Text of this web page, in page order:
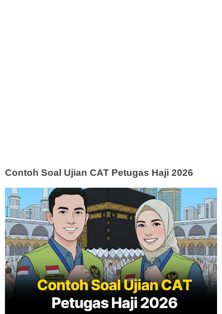
Contoh Soal Ujian CAT Petugas Haji 2026